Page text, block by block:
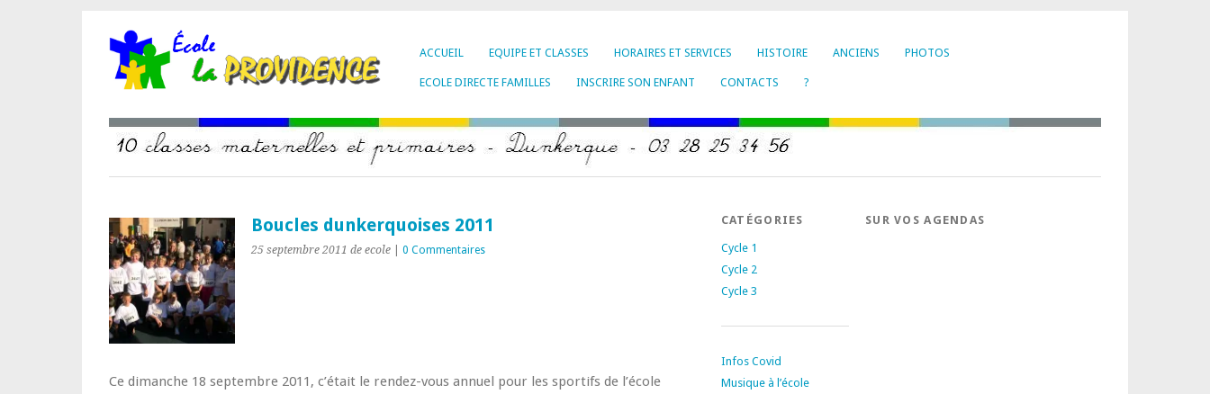
ACCUEIL EQUIPE ET CLASSES HORAIRES ET SERVICES HISTOIRE ANCIENS PHOTOS
ECOLE DIRECTE FAMILLES INSCRIRE SON ENFANT CONTACTS ?
Boucles dunkerquoises 2011
25 septembre 2011 de ecole| 0 Commentaires
Ce dimanche 18 septembre 2011, c’était le rendez-vous annuel pour les sportifs de l’école
CATÉGORIES
Cycle 1
Cycle 2
Cycle 3
Infos Covid
Musique à l’école
SUR VOS AGENDAS